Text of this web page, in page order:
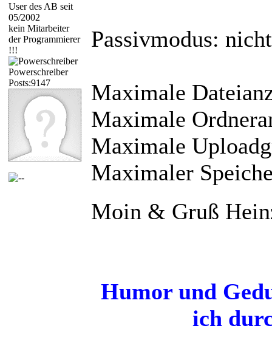
User des AB seit
05/2002
kein Mitarbeiter
der Programmierer
!!!
Powerschreiber
Posts:9147
Passivmodus:
Maximale
Maximale
Maximale
Maximaler
Moin & Gruß
Humor und
ich